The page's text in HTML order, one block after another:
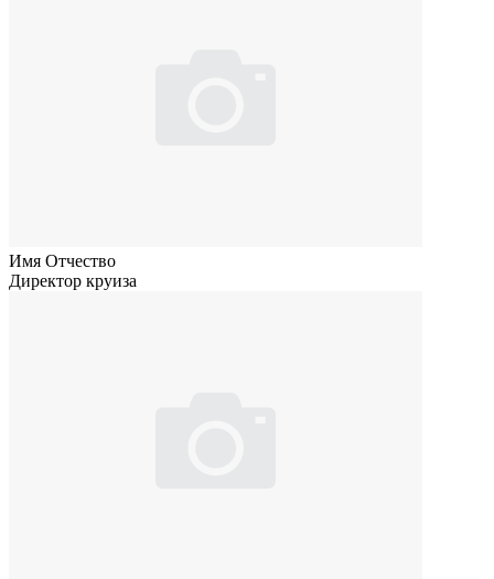
Имя Отчество
Директор круиза